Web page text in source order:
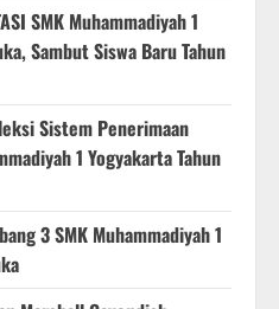
SMK Muhammadiyah 1
Sambut Siswa Baru Tahun
Sistem Penerimaan
1 Yogyakarta Tahun
3 SMK Muhammadiyah 1